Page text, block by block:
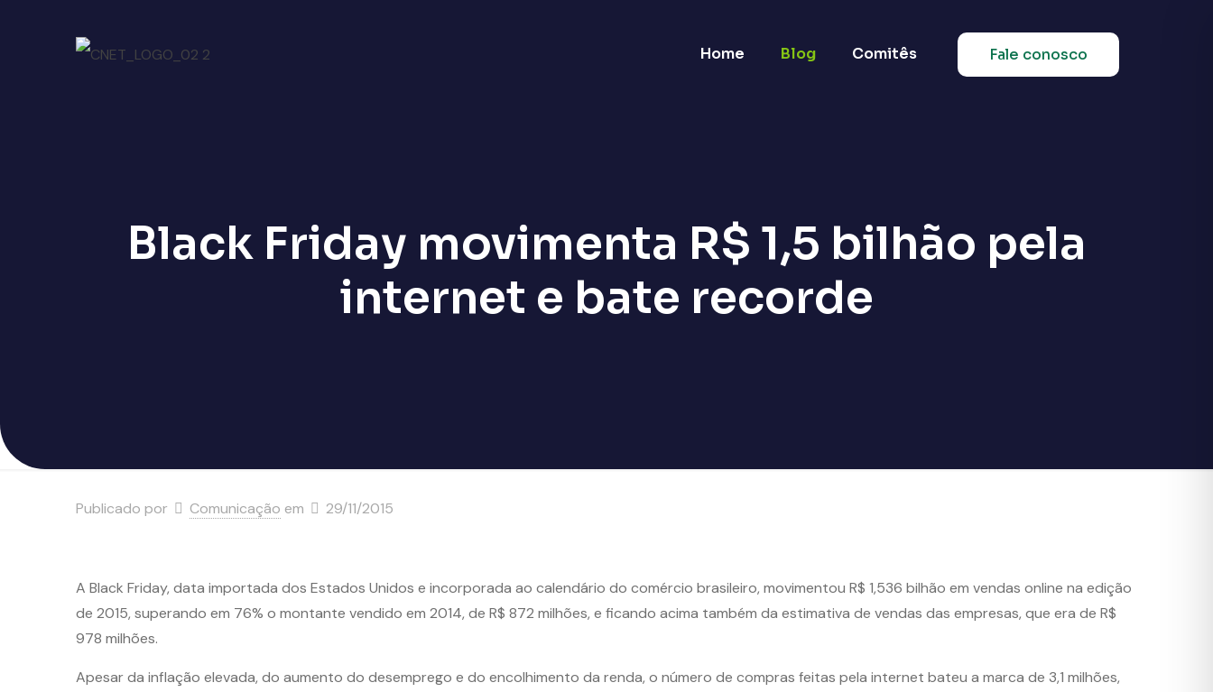
Home Blog Comitês Fale conosco
Black Friday movimenta R$ 1,5 bilhão pela
internet e bate recorde
Publicado por Comunicação em 29/11/2015
A Black Friday, data importada dos Estados Unidos e incorporada ao calendário do comércio brasileiro, movimentou R$ 1,536 bilhão em vendas online na edição
de 2015, superando em 76% o montante vendido em 2014, de R$ 872 milhões, e ficando acima também da estimativa de vendas das empresas, que era de R$
978 milhões.
Apesar da inflação elevada, do aumento do desemprego e do encolhimento da renda, o número de compras feitas pela internet bateu a marca de 3,1 milhões,